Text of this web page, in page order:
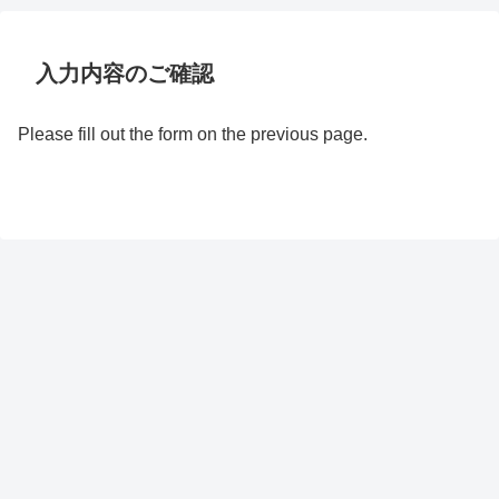
入力内容のご確認
Please fill out the form on the previous page.